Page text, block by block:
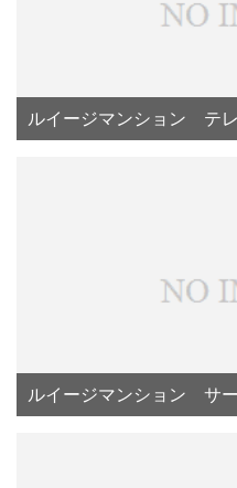
ルイージマンション テ
ルイージマンション サ